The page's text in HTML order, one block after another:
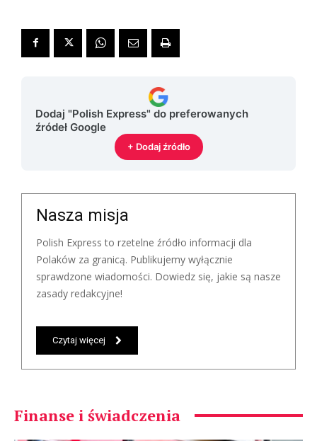
Dodaj "Polish Express" do preferowanych
źródeł Google
+ Dodaj źródło
Nasza misja
Polish Express to rzetelne źródło informacji dla
Polaków za granicą. Publikujemy wyłącznie
sprawdzone wiadomości. Dowiedz się, jakie są nasze
zasady redakcyjne!
Czytaj więcej
Finanse i świadczenia